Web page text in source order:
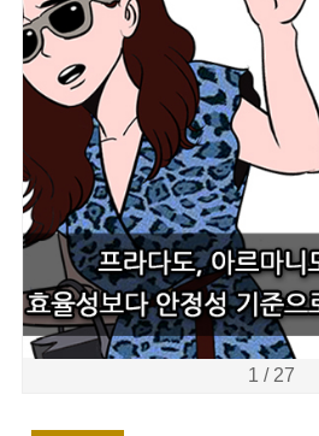
1 / 27